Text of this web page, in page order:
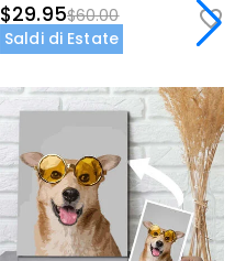
$29.95$60.00
Saldi di Estate